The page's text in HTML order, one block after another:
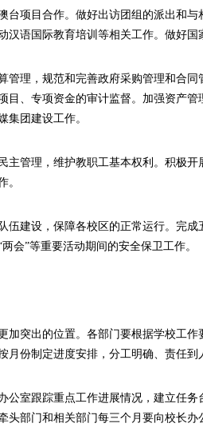
台项目合作。做好出访团组的派出和
汉语国际教育培训等相关工作。做好
管理，规范和完善政府采购管理和合
目、专项资金的审计监督。加强资产
集团建设工作。
主管理，维护教职工基本权利。积极
。
伍建设，保障各校区的正常运行。完
会”等重要活动期间的安全保卫工作。
加突出的位置。各部门要根据学校工
月份制定进度安排，分工明确、责任到
公室跟踪重点工作进展情况，建立任
头部门和相关部门每三个月要向校长